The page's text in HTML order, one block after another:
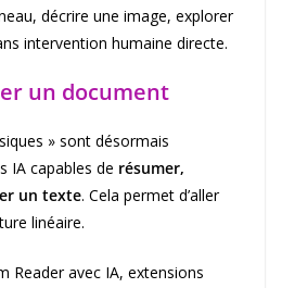
décrire une image, explorer
intervention humaine directe.
un document
» sont désormais
IA capables de résumer,
un texte. Cela permet d’aller
linéaire.
Reader avec IA, extensions